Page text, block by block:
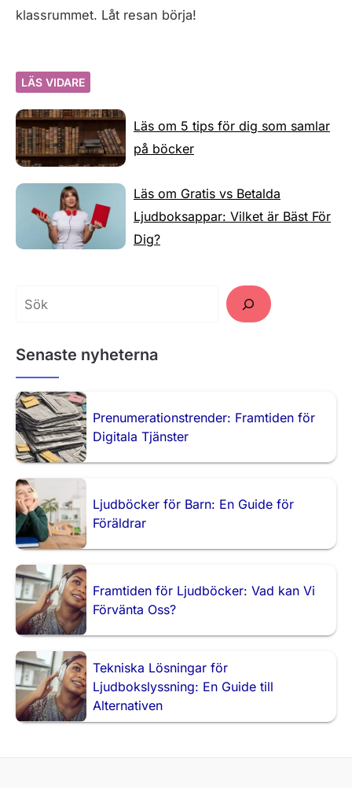
klassrummet. Låt resan börja!
LÄS VIDARE
Läs om 5 tips för dig som samlar
på böcker
Läs om Gratis vs Betalda
Ljudboksappar: Vilket är Bäst För
Dig?
Senaste nyheterna
Prenumerationstrender: Framtiden för
Digitala Tjänster
Ljudböcker för Barn: En Guide för
Föräldrar
Framtiden för Ljudböcker: Vad kan Vi
Förvänta Oss?
Tekniska Lösningar för
Ljudbokslyssning: En Guide till
Alternativen